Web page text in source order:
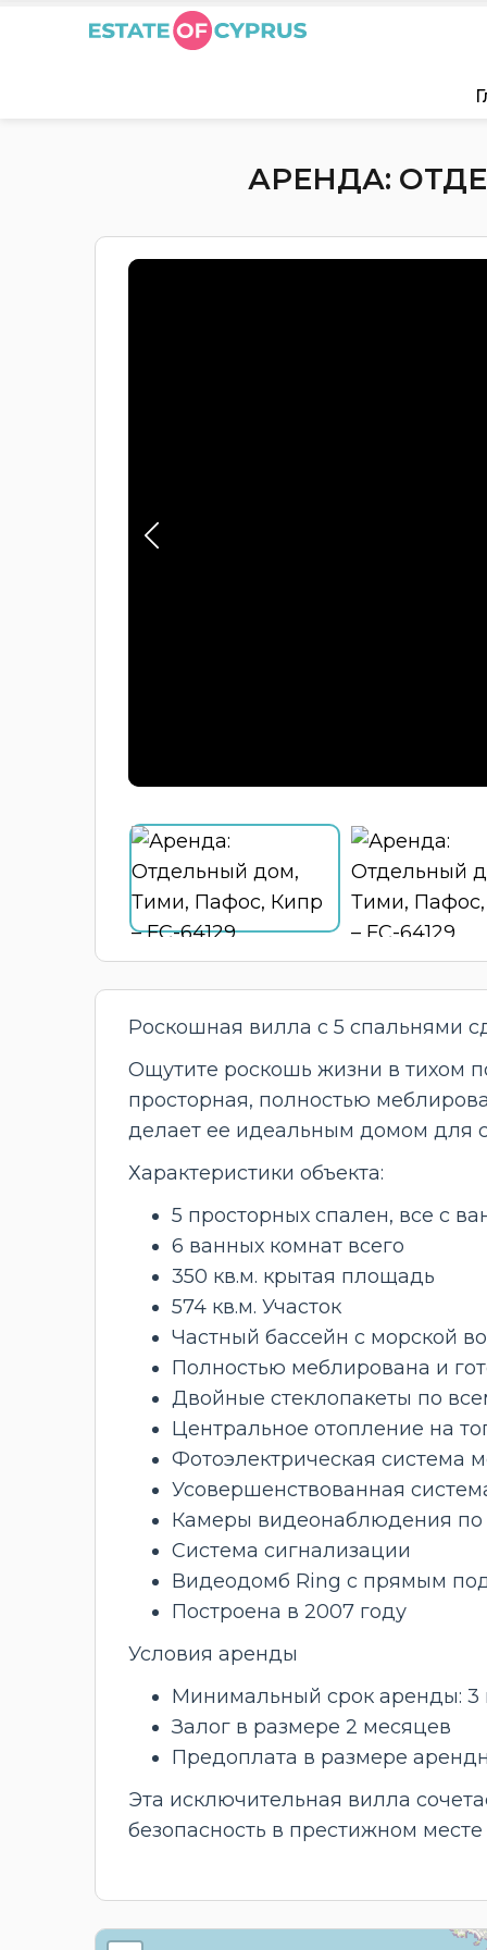
АРЕНДА:
Роскошная вилла с 5 спальнями
Ощутите роскошь жизни в тихом
просторная, полностью
делает ее идеальным домом для
Характеристики объекта:
5 просторных спален, все с
6 ванных комнат всего
350 кв.м. крытая площадь
574 кв.м. Участок
Частный бассейн с морской
Полностью меблирована и
Двойные стеклопакеты по
Центральное отопление на
Фотоэлектрическая система
Усовершенствованная
Камеры видеонаблюдения по
Система сигнализации
Видеодомб Ring с прямым
Построена в 2007 году
Условия аренды
Минимальный срок аренды: 3
Залог в размере 2 месяцев
Предоплата в размере
Эта исключительная вилла
безопасность в престижном